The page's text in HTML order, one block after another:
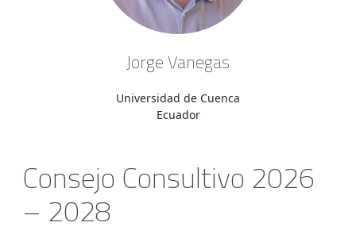
Jorge Vanegas
Universidad de Cuenca
Ecuador
Consejo Consultivo 2026
– 2028